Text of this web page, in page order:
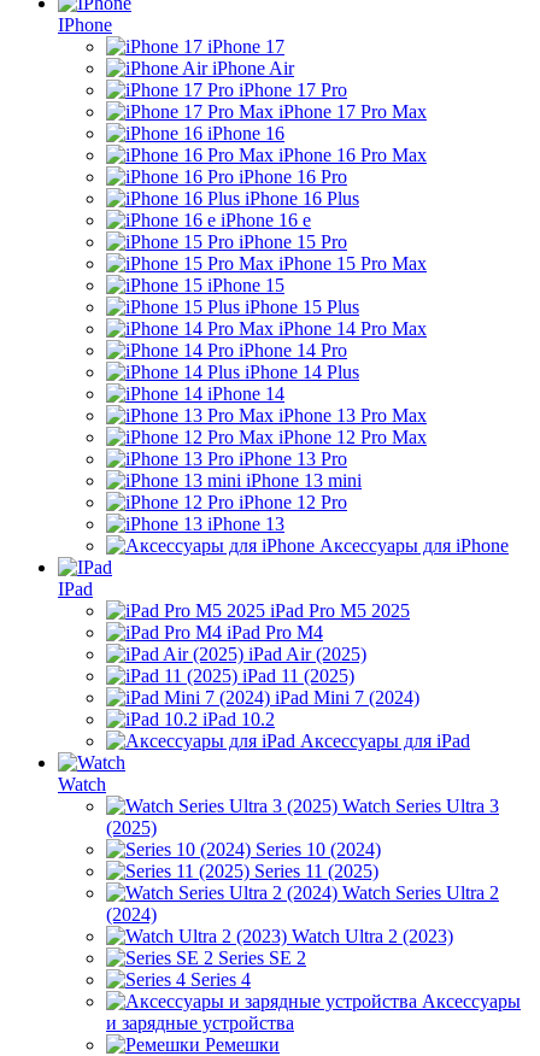
IPhone
iPhone 17
iPhone Air
iPhone 17 Pro
iPhone 17 Pro Max
iPhone 16
iPhone 16 Pro Max
iPhone 16 Pro
iPhone 16 Plus
iPhone 16 e
iPhone 15 Pro
iPhone 15 Pro Max
iPhone 15
iPhone 15 Plus
iPhone 14 Pro Max
iPhone 14 Pro
iPhone 14 Plus
iPhone 14
iPhone 13 Pro Max
iPhone 12 Pro Max
iPhone 13 Pro
iPhone 13 mini
iPhone 12 Pro
iPhone 13
Аксессуары для iPhone
IPad
iPad Pro M5 2025
iPad Pro M4
iPad Air (2025)
iPad 11 (2025)
iPad Mini 7 (2024)
iPad 10.2
Аксессуары для iPad
Watch
Watch Series Ultra 3
(2025)
Series 10 (2024)
Series 11 (2025)
Watch Series Ultra 2
(2024)
Watch Ultra 2 (2023)
Series SE 2
Series 4
Аксессуары
и зарядные устройства
Ремешки